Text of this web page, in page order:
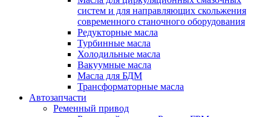
систем и для направляющих скольжения
современного станочного оборудования
Редукторные масла
Турбинные масла
Холодильные масла
Вакуумные масла
Масла для БДМ
Трансформаторные масла
Автозапчасти
Ременный привод